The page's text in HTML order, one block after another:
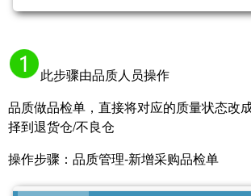
此步骤由品质人员操作
品质做品检单，直接将对应的质量状态改
择到退货仓/不良仓
操作步骤：品质管理-新增采购品检单